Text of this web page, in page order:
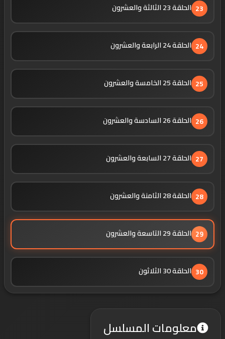
23 الحلقة 23 الثالثة والعشرون
24 الحلقة 24 الرابعة والعشرون
25 الحلقة 25 الخامسة والعشرون
26 الحلقة 26 السادسة والعشرون
27 الحلقة 27 السابعة والعشرون
28 الحلقة 28 الثامنة والعشرون
29 الحلقة 29 التاسعة والعشرون
30 الحلقة 30 الثلاثون
معلومات المسلسل